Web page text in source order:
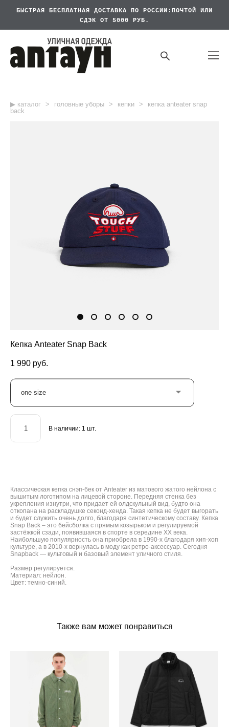
БЫСТРАЯ БЕСПЛАТНАЯ
ДОСТАВКА ПО РОССИИ:ПОЧТОЙ ИЛИ
СДЭК ОТ 5000 РУБ.
▶︎ каталог > головные уборы > кепки >
кепка anteater snap
back
Кепка Anteater Snap Back
1 990 pуб.
one size
В наличии: 1 шт.
Классическая кепка снэп-бек от Anteater из матового жатого нейлона с
вышитым логотипом на лицевой стороне. Передняя стенка без
укрепления изнутри, что придает ей олдскульный вид, будто она
откопана на раскладушке секонд-хенда. Такая кепка не будет выгорать
и будет служить очень долго, благодаря синтетическому составу. Кепка
Snap Back – это бейсболка с прямым козырьком и регулируемой
застёжкой сзади, появившаяся в спорте в середине XX века.
Наибольшую популярность она приобрела в 1990-х благодаря хип-хоп
культуре, а в 2010-х вернулась в моду как ретро-аксессуар. Сегодня
Snapback — культовый и базовый элемент уличного стиля.
Размер регулируется.
Материал: нейлон.
Цвет: темно-синий.
Также вам может понравиться